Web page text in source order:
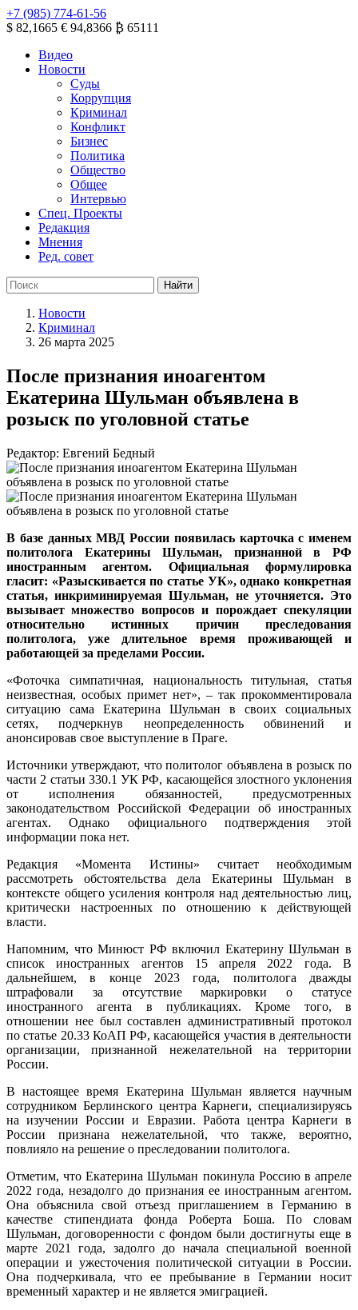
+7 (985) 774-61-56
$ 82,1665 € 94,8366 ₿ 65111
Видео
Новости
Суды
Коррупция
Криминал
Конфликт
Бизнес
Политика
Общество
Общее
Интервью
Спец. Проекты
Редакция
Мнения
Ред. совет
Новости
Криминал
26 марта 2025
После признания иноагентом
Екатерина Шульман объявлена в
розыск по уголовной статье
Редактор: Евгений Бедный
В базе данных МВД России появилась карточка с именем
политолога Екатерины Шульман, признанной в РФ
иностранным агентом. Официальная формулировка
гласит: «Разыскивается по статье УК», однако конкретная
статья, инкриминируемая Шульман, не уточняется. Это
вызывает множество вопросов и порождает спекуляции
относительно истинных причин преследования
политолога, уже длительное время проживающей и
работающей за пределами России.
«Фоточка симпатичная, национальность титульная, статья
неизвестная, особых примет нет», – так прокомментировала
ситуацию сама Екатерина Шульман в своих социальных
сетях, подчеркнув неопределенность обвинений и
анонсировав свое выступление в Праге.
Источники утверждают, что политолог объявлена в розыск по
части 2 статьи 330.1 УК РФ, касающейся злостного уклонения
от исполнения обязанностей, предусмотренных
законодательством Российской Федерации об иностранных
агентах. Однако официального подтверждения этой
информации пока нет.
Редакция «Момента Истины» считает необходимым
рассмотреть обстоятельства дела Екатерины Шульман в
контексте общего усиления контроля над деятельностью лиц,
критически настроенных по отношению к действующей
власти.
Напомним, что Минюст РФ включил Екатерину Шульман в
список иностранных агентов 15 апреля 2022 года. В
дальнейшем, в конце 2023 года, политолога дважды
штрафовали за отсутствие маркировки о статусе
иностранного агента в публикациях. Кроме того, в
отношении нее был составлен административный протокол
по статье 20.33 КоАП РФ, касающейся участия в деятельности
организации, признанной нежелательной на территории
России.
В настоящее время Екатерина Шульман является научным
сотрудником Берлинского центра Карнеги, специализируясь
на изучении России и Евразии. Работа центра Карнеги в
России признана нежелательной, что также, вероятно,
повлияло на решение о преследовании политолога.
Отметим, что Екатерина Шульман покинула Россию в апреле
2022 года, незадолго до признания ее иностранным агентом.
Она объяснила свой отъезд приглашением в Германию в
качестве стипендиата фонда Роберта Боша. По словам
Шульман, договоренности с фондом были достигнуты еще в
марте 2021 года, задолго до начала специальной военной
операции и ужесточения политической ситуации в России.
Она подчеркивала, что ее пребывание в Германии носит
временный характер и не является эмиграцией.